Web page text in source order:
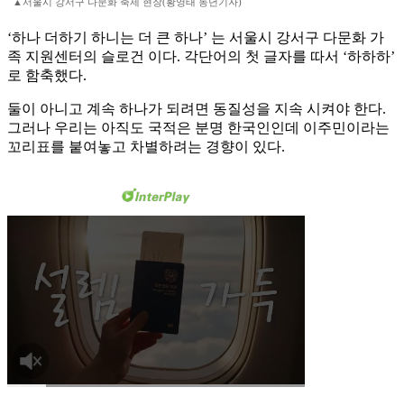
▲서울시 강서구 다문화 축제 현장(황영태 동년기자)
‘하나 더하기 하니는 더 큰 하나’ 는 서울시 강서구 다문화 가
족 지원센터의 슬로건 이다. 각단어의 첫 글자를 따서 ‘하하하’
로 함축했다.
둘이 아니고 계속 하나가 되려면 동질성을 지속 시켜야 한다.
그러나 우리는 아직도 국적은 분명 한국인인데 이주민이라는
꼬리표를 붙여놓고 차별하려는 경향이 있다.